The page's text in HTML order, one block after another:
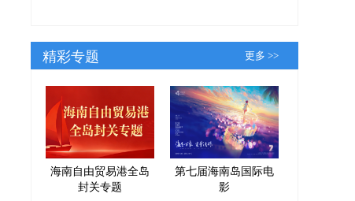
精彩专题 更多 >>
海南自由贸易港全岛
封关专题
第七届海南岛国际电
影